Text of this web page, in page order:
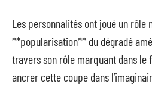
Les personnalités ont joué un rôle
**popularisation** du dégradé
travers son rôle marquant dans le
ancrer cette coupe dans